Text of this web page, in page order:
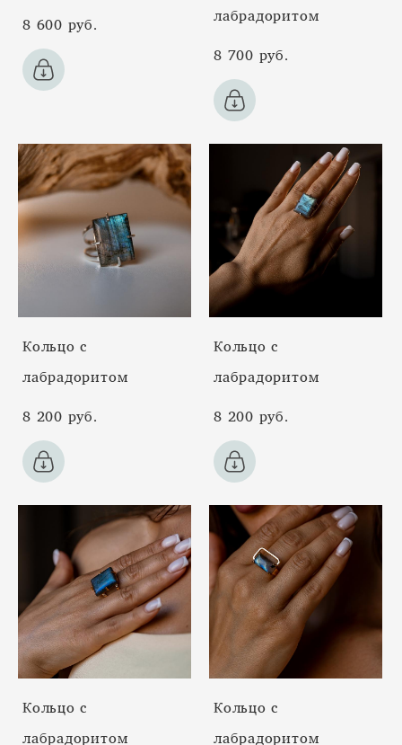
8 600 pуб.
лабрадоритом
8 700 pуб.
Кольцо с
лабрадоритом
8 200 pуб.
Кольцо с
лабрадоритом
8 200 pуб.
Кольцо с
лабрадоритом
Кольцо с
лабрадоритом